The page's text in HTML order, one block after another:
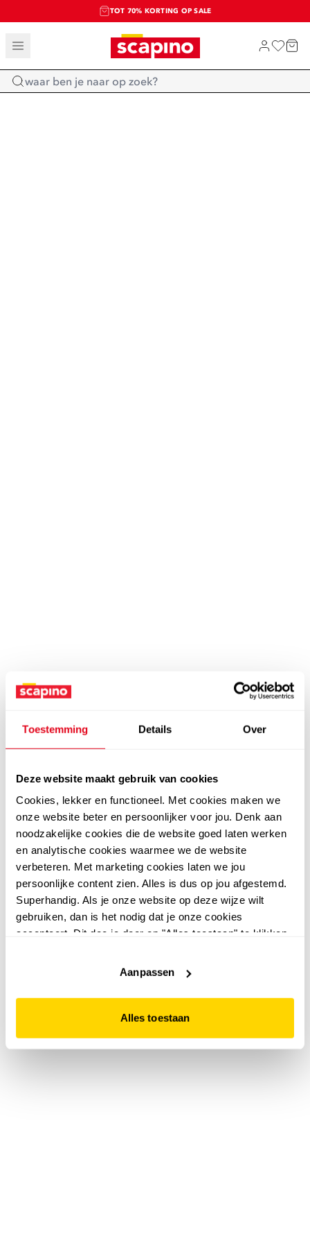
Toestemming Details Over
Deze website maakt gebruik van cookies
Cookies, lekker en functioneel. Met cookies maken we
onze website beter en persoonlijker voor jou. Denk aan
noodzakelijke cookies die de website goed laten werken
en analytische cookies waarmee we de website
verbeteren. Met marketing cookies laten we jou
persoonlijke content zien. Alles is dus op jou afgestemd.
Superhandig. Als je onze website op deze wijze wilt
gebruiken, dan is het nodig dat je onze cookies
accepteert. Dit doe je door op "Alles toestaan" te klikken.
website niet optimaal functioneert.
Aanpassen
Alles toestaan
TOT 70% KORTING OP SALE
SALE: LAATSTE KANS!
SHOP NIEUW
Home